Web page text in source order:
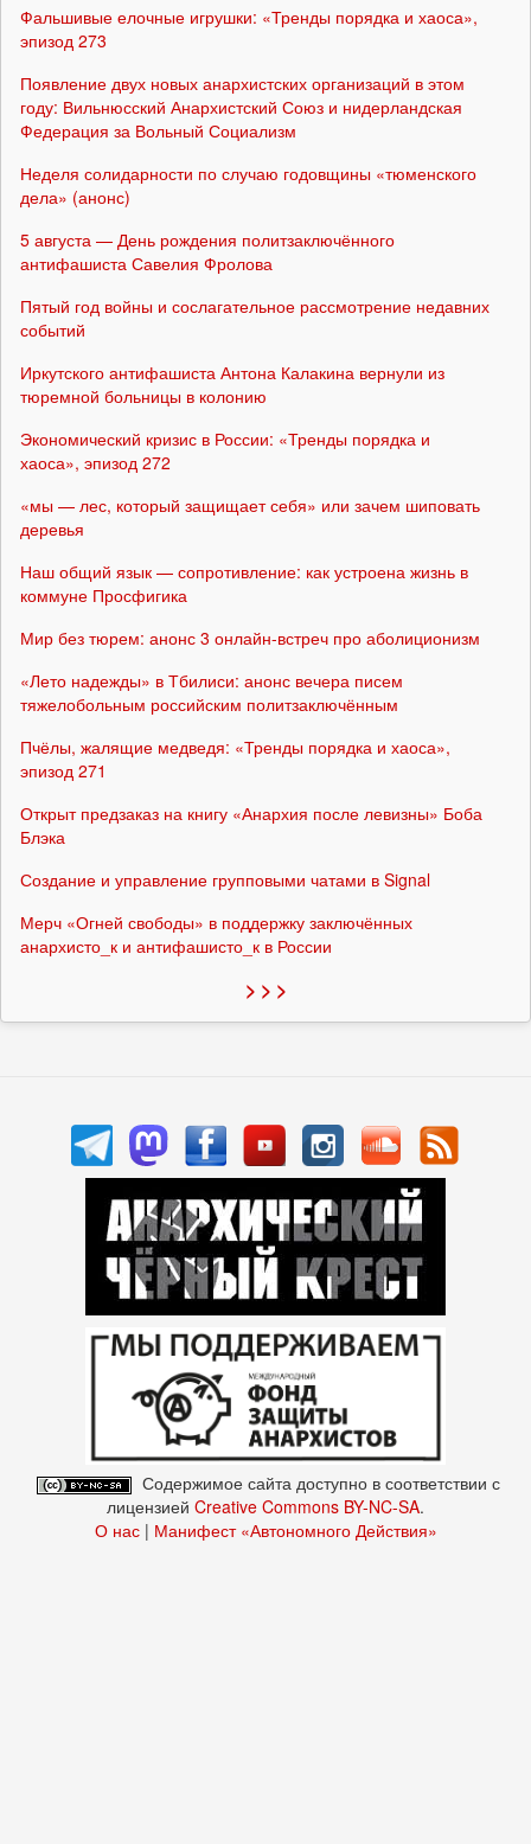
Фальшивые елочные игрушки: «Тренды порядка и хаоса»,
эпизод 273
Появление двух новых анархистских организаций в этом
году: Вильнюсский Анархистский Союз и нидерландская
Федерация за Вольный Социализм
Неделя солидарности по случаю годовщины «тюменского
дела» (анонс)
5 августа — День рождения политзаключённого
антифашиста Савелия Фролова
Пятый год войны и сослагательное рассмотрение недавних
событий
Иркутского антифашиста Антона Калакина вернули из
тюремной больницы в колонию
Экономический кризис в России: «Тренды порядка и
хаоса», эпизод 272
«мы — лес, который защищает себя» или зачем шиповать
деревья
Наш общий язык — сопротивление: как устроена жизнь в
коммуне Просфигика
Мир без тюрем: анонс 3 онлайн-встреч про аболиционизм
«Лето надежды» в Тбилиси: анонс вечера писем
тяжелобольным российским политзаключённым
Пчёлы, жалящие медведя: «Тренды порядка и хаоса»,
эпизод 271
Открыт предзаказ на книгу «Анархия после левизны» Боба
Блэка
Создание и управление групповыми чатами в Signal
Мерч «Огней свободы» в поддержку заключённых
анархисто_к и антифашисто_к в России
> > >
Содержимое сайта доступно в соответствии с
лицензией Creative Commons BY-NC-SA.
О нас| Манифест «Автономного Действия»